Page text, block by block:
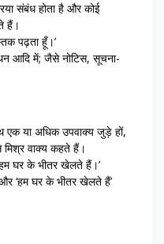
संबंध होता है और कोई
हैं।
पढ़ता हूँ।’
आदि में; जैसे नोटिस, सूचना-
एक या अधिक उपवाक्य जुड़े हों,
वाक्य कहते हैं।
हम घर के भीतर खेलते हैं।’
और ‘हम घर के भीतर खेलते हैं’